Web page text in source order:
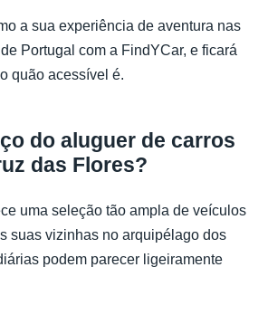
a sua experiência de aventura nas
Portugal com a FindYCar, e ficará
quão acessível é.
do aluguer de carros
das Flores?
uma seleção tão ampla de veículos
suas vizinhas no arquipélago dos
podem parecer ligeiramente